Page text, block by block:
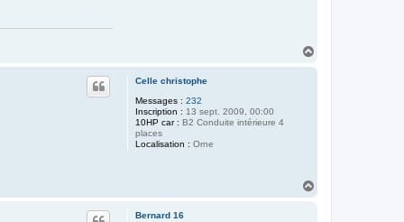
h
i
4
2
Celle christophe
Messages : 232
Inscription : 13 sept. 2009, 00:00
10HP car : B2 Conduite intérieure 4
places
Localisation : Orne
Bernard 16